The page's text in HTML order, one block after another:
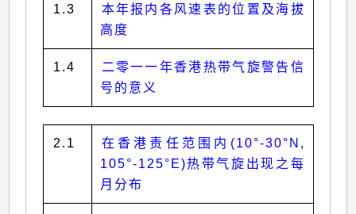
1.3
本年报内各风速表的位置及海拔
高度
1.4
二零一一年香港热带气旋警告信
号的意义
2.1
在香港责任范围内(10°-30°N,
105°-125°E)热带气旋出现之每
月分布